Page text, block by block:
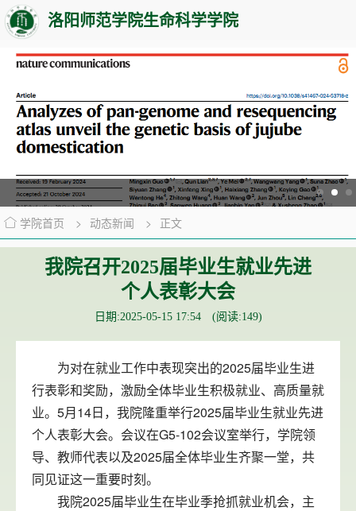
洛阳师范学院生命科学学院
学院首页 > 动态新闻 > 正文
我院召开2025届毕业生就业先进
个人表彰大会
日期:2025-05-15 17:54 (阅读:149)
为对在就业工作中表现突出的2025届毕业生进
行表彰和奖励，激励全体毕业生积极就业、高质量就
业。5月14日，我院隆重举行2025届毕业生就业先进
个人表彰大会。会议在G5-102会议室举行，学院领
导、教师代表以及2025届全体毕业生齐聚一堂，共
同见证这一重要时刻。
我院2025届毕业生在毕业季抢抓就业机会，主